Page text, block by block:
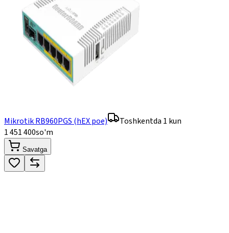
Mikrotik RB960PGS (hEX poe)
Toshkentda 1 kun
1 451 400so'm
Savatga